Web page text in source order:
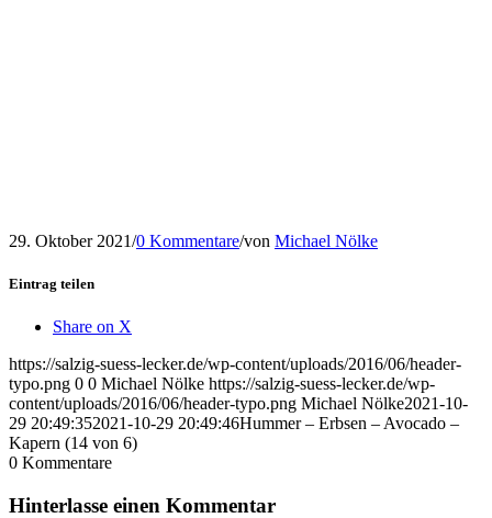
29. Oktober 2021/0 Kommentare/von Michael Nölke
Eintrag teilen
Share on X
https://salzig-suess-lecker.de/wp-content/uploads/2016/06/header-
typo.png 0 0 Michael Nölke https://salzig-suess-lecker.de/wp-
content/uploads/2016/06/header-typo.png Michael Nölke2021-10-
29 20:49:352021-10-29 20:49:46Hummer – Erbsen – Avocado –
Kapern (14 von 6)
0 Kommentare
Hinterlasse einen Kommentar